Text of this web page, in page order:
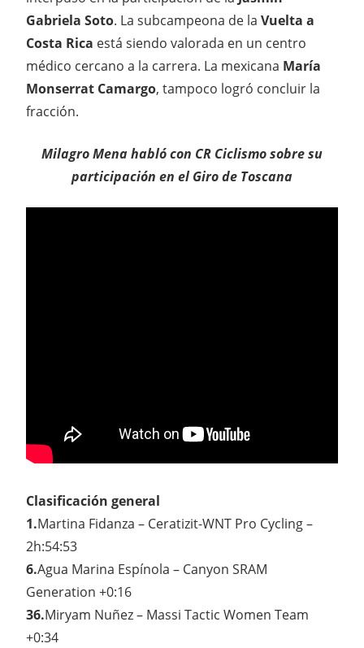
Gabriela Soto. La subcampeona de la Vuelta a
Costa Rica está siendo valorada en un centro
médico cercano a la carrera. La mexicana María
Monserrat Camargo, tampoco logró concluir la
fracción.
Milagro Mena habló con CR Ciclismo sobre su
participación en el Giro de Toscana
Clasificación general
1.Martina Fidanza – Ceratizit-WNT Pro Cycling –
2h:54:53
6.Agua Marina Espínola – Canyon SRAM
Generation +0:16
36.Miryam Nuñez – Massi Tactic Women Team
+0:34